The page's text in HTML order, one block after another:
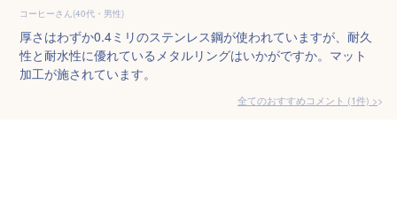
コーヒーさん(40代・男性)
厚さはわずか0.4ミリのステンレス鋼が使われていますが、耐久
性と耐水性に優れているメタルリングはいかがですか。マット
加工が施されています。
全てのおすすめコメント (1件) >